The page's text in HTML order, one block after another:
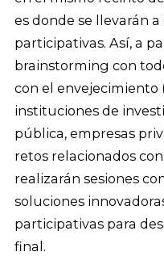
es donde se llevarán
participativas. Así, a
brainstorming con
con el envejecimiento
instituciones de
pública, empresas
retos relacionados
realizarán sesiones
soluciones
participativas para
final.